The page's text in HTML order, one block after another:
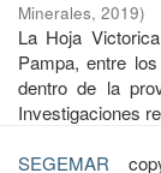
Minerales, 2019)
La Hoja
Pampa, entre
dentro de la
Investigaciones
SEGEMAR